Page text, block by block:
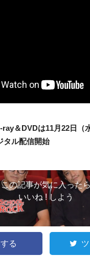
＆DVDは11月22日（
タル配信開始
この記事が気に入った
いいね ! しよう
る